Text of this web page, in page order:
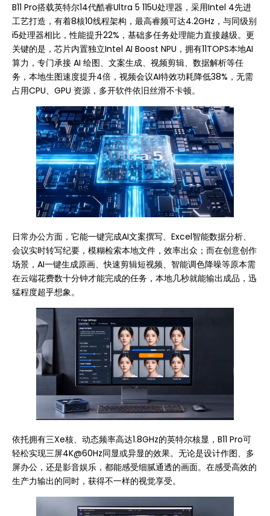
B11 Pro搭载英特尔14代酷睿Ultra 5 115U处理器，采用Intel 4先进
工艺打造，有着8核10线程架构，最高睿频可达4.2GHz，与同级别
i5处理器相比，性能提升22%，基础多任务处理能力直接越级。更
关键的是，芯片内置独立Intel AI Boost NPU，拥有11TOPS本地AI
算力，专门承接 AI 绘图、文案生成、视频剪辑、数据解析等任
务，本地生图速度提升4倍，视频会议AI特效功耗降低38%，无需
占用CPU、GPU 资源，多开软件依旧丝滑不卡顿。
日常办公方面，它能一键完成AI文案撰写、Excel智能数据分析、
会议实时转写纪要，模糊检索本地文件，效率出众；而在创意创作
场景，AI一键生成原画、快速剪辑短视频、智能调色降噪等原本需
在云端花费数十分钟才能完成的任务，本地几秒就能输出成品，迅
猛程度超乎想象。
依托拥有三Xe核、动态频率高达1.8GHz的英特尔核显，B11 Pro可
轻松实现三屏4K@60Hz同显或异显的效果。无论是设计作图、多
屏办公，还是影音娱乐，都能感受细腻通透的画面。在感受高效的
生产力输出的同时，获得不一样的视觉享受。